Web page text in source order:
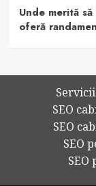
Unde merită
oferă
Servicii
SEO
SEO
SEO